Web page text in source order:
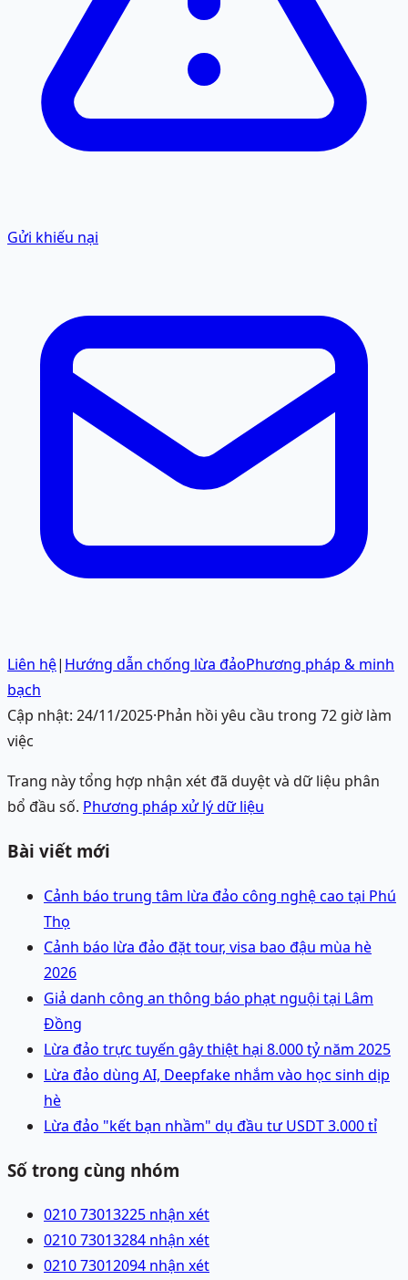
Gửi khiếu nại
Liên hệ| Hướng dẫn chống lừa đảoPhương pháp & minh
bạch
Cập nhật: 24/11/2025·Phản hồi yêu cầu trong 72 giờ làm
việc
Trang này tổng hợp nhận xét đã duyệt và dữ liệu phân
bổ đầu số. Phương pháp xử lý dữ liệu
Bài viết mới
Cảnh báo trung tâm lừa đảo công nghệ cao tại Phú
Thọ
Cảnh báo lừa đảo đặt tour, visa bao đậu mùa hè
2026
Giả danh công an thông báo phạt nguội tại Lâm
Đồng
Lừa đảo trực tuyến gây thiệt hại 8.000 tỷ năm 2025
Lừa đảo dùng AI, Deepfake nhắm vào học sinh dịp
hè
Lừa đảo "kết bạn nhầm" dụ đầu tư USDT 3.000 tỉ
Số trong cùng nhóm
0210 73013225 nhận xét
0210 73013284 nhận xét
0210 73012094 nhận xét